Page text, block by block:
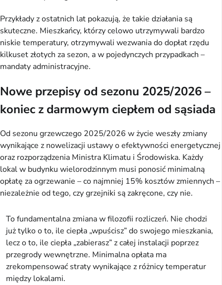
Przykłady z ostatnich lat pokazują, że takie działania są
skuteczne. Mieszkańcy, którzy celowo utrzymywali bardzo
niskie temperatury, otrzymywali wezwania do dopłat rzędu
kilkuset złotych za sezon, a w pojedynczych przypadkach –
mandaty administracyjne.
Nowe przepisy od sezonu 2025/2026 –
koniec z darmowym ciepłem od sąsiada
Od sezonu grzewczego 2025/2026 w życie weszły zmiany
wynikające z nowelizacji ustawy o efektywności energetycznej
oraz rozporządzenia Ministra Klimatu i Środowiska. Każdy
lokal w budynku wielorodzinnym musi ponosić minimalną
opłatę za ogrzewanie – co najmniej 15% kosztów zmiennych –
niezależnie od tego, czy grzejniki są zakręcone, czy nie.
To fundamentalna zmiana w filozofii rozliczeń. Nie chodzi
już tylko o to, ile ciepła „wpuścisz” do swojego mieszkania,
lecz o to, ile ciepła „zabierasz” z całej instalacji poprzez
przegrody wewnętrzne. Minimalna opłata ma
zrekompensować straty wynikające z różnicy temperatur
między lokalami.